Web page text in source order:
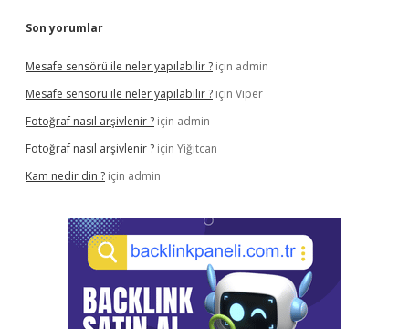
Son yorumlar
Mesafe sensörü ile neler yapılabilir ? için admin
Mesafe sensörü ile neler yapılabilir ? için Viper
Fotoğraf nasıl arşivlenir ? için admin
Fotoğraf nasıl arşivlenir ? için Yiğitcan
Kam nedir din ? için admin